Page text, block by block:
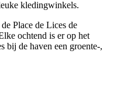
kledingwinkels.
Place de Lices de
ochtend is er op het
bij de haven een groente-,